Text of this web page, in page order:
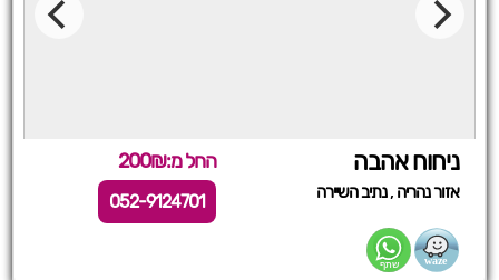
ניחוח אהבה החל מ:200₪
אזור נהריה ,נתיב השיירה 052-9124701